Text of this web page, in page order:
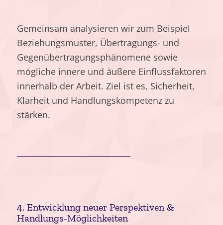
Gemeinsam analysieren wir zum Beispiel
Beziehungsmuster, Übertragungs- und
Gegenübertragungsphänomene sowie
mögliche innere und äußere Einflussfaktoren
innerhalb der Arbeit. Ziel ist es, Sicherheit,
Klarheit und Handlungskompetenz zu
stärken.
4. Entwicklung neuer Perspektiven &
Handlungs-Möglichkeiten